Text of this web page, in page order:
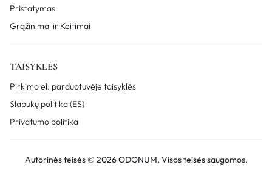
Pristatymas
Grąžinimai ir Keitimai
TAISYKLĖS
Pirkimo el. parduotuvėje taisyklės
Slapukų politika (ES)
Privatumo politika
Autorinės teisės © 2026 ODONUM, Visos teisės saugomos.